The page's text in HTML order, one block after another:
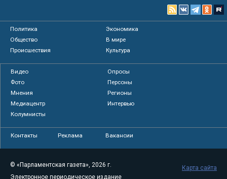
Политика
Экономика
Общество
В мире
Происшествия
Культура
Видео
Опросы
Фото
Персоны
Мнения
Регионы
Медиацентр
Интервью
Колумнисты
Контакты Реклама Вакансии
© «Парламентская газета», 2026 г.
Электронное периодическое издание
Карта сайта